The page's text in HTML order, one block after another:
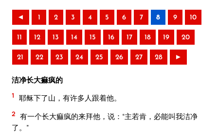
◄ 1 2 3 4 5 6 7 8 9 10
11 12 13 14 15 16 17 18 19 20
21 22 23 24 25 26 27 28 ►
洁净长大痲疯的
1 耶稣下了山，有许多人跟着他。
2 有一个长大痲疯的来拜他，说：“主若肯，必能叫我洁净
了。”